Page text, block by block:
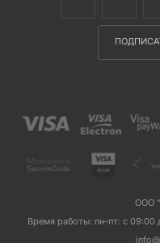
ООО
Время работы: пн-пт: с 09:00